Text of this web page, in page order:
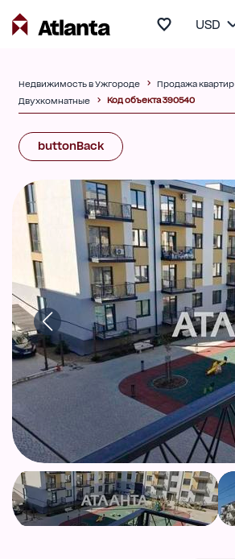
USD
Недвижимость в Ужгороде
Продажа квартир
Двухкомнатные
Код объекта 390540
buttonBack